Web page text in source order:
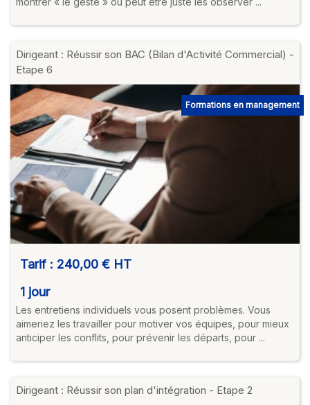
Dirigeant : Réussir son BAC (Bilan d'Activité Commercial) -
Etape 6
Formations en management
Tarif : 240,00 € HT
1 jour
Les entretiens individuels vous posent problèmes. Vous
aimeriez les travailler pour motiver vos équipes, pour mieux
anticiper les conflits, pour prévenir les départs, pour ...
Dirigeant : Réussir son plan d'intégration - Etape 2